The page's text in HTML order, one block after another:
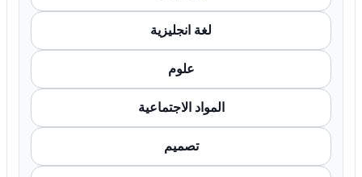
لغة انجليزية
علوم
المواد الاجتماعية
تصميم